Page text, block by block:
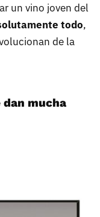
un vino joven del
todo,
de la
dan mucha